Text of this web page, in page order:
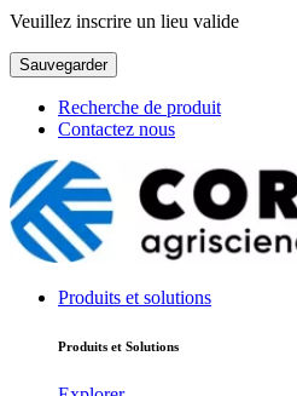
Veuillez inscrire un lieu valide
Sauvegarder
Recherche de produit
Contactez nous
Produits et solutions
Produits et Solutions